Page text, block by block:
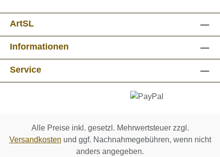
ArtSL
Informationen
Service
Alle Preise inkl. gesetzl. Mehrwertsteuer zzgl.
Versandkosten und ggf. Nachnahmegebühren, wenn nicht
anders angegeben.